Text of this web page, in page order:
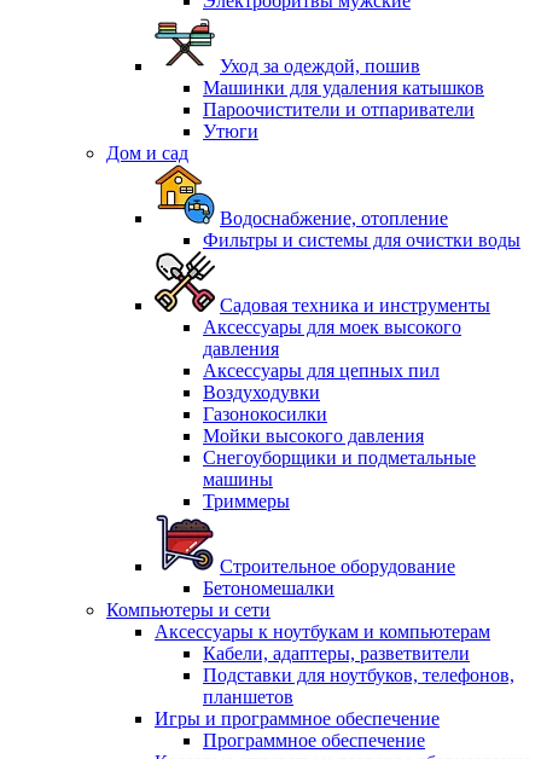
Уход за одеждой, пошив
Машинки для удаления катышков
Пароочистители и отпариватели
Утюги
Дом и сад
Водоснабжение, отопление
Фильтры и системы для очистки воды
Садовая техника и инструменты
Аксессуары для моек высокого
давления
Аксессуары для цепных пил
Воздуходувки
Газонокосилки
Мойки высокого давления
Снегоуборщики и подметальные
машины
Триммеры
Строительное оборудование
Бетономешалки
Компьютеры и сети
Аксессуары к ноутбукам и компьютерам
Кабели, адаптеры, разветвители
Подставки для ноутбуков, телефонов,
планшетов
Игры и программное обеспечение
Программное обеспечение